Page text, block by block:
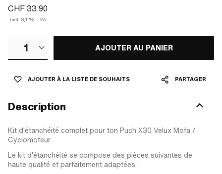
CHF 33.90
Incl. 8,1 % TVA
1 AJOUTER AU PANIER
AJOUTER À LA LISTE DE SOUHAITS PARTAGER
Description
Kit d'étanchéité complet pour ton Puch X30 Velux Mofa /
Cyclomoteur.
Le kit d'étanchéité se compose des pièces suivantes de
haute qualité et parfaitement adaptées :